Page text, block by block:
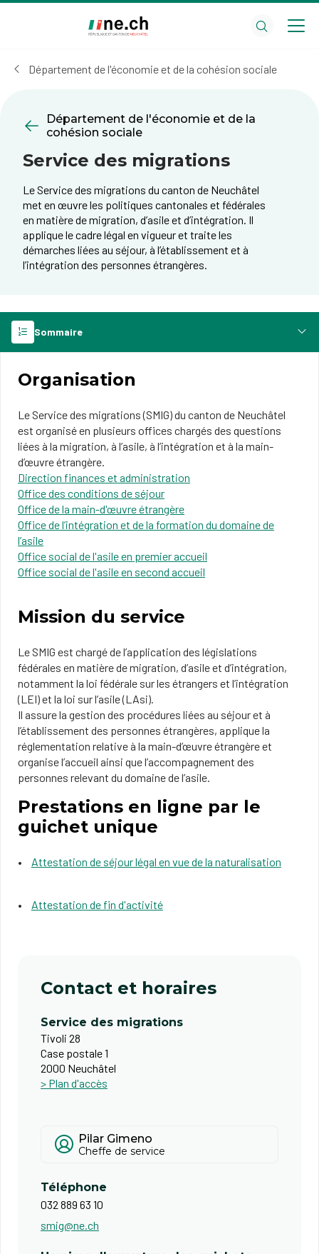
cookies
Département de l'économie et de la cohésion sociale
Département de l'économie et de la
cohésion sociale
Service des migrations
Le Service des migrations du canton de Neuchâtel
met en œuvre les politiques cantonales et fédérales
en matière de migration, d’asile et d’intégration. Il
applique le cadre légal en vigueur et traite les
démarches liées au séjour, à l’établissement et à
l’intégration des personnes étrangères.
Sommaire
Organisation
Le Service des migrations (SMIG) du canton de Neuchâtel
est organisé en plusieurs offices chargés des questions
liées à la migration, à l’asile, à l’intégration et à la main-
d’œuvre étrangère.
Direction finances et administration
Office des conditions de séjour
Office de la main-d'œuvre étrangère
Office de l’intégration et de la formation du domaine de
l’asile
Office social de l'asile en premier accueil
Office social de l'asile en second accueil
Mission du service
Le SMIG est chargé de l’application des législations
fédérales en matière de migration, d’asile et d’intégration,
notamment la loi fédérale sur les étrangers et l’intégration
(LEI) et la loi sur l’asile (LAsi).
Il assure la gestion des procédures liées au séjour et à
l’établissement des personnes étrangères, applique la
réglementation relative à la main-d’œuvre étrangère et
organise l’accueil ainsi que l’accompagnement des
personnes relevant du domaine de l’asile.
Prestations en ligne par le
guichet unique
Attestation de séjour légal en vue de la naturalisation
Attestation de fin d'activité
Contact et horaires
Service des migrations
Tivoli 28
Case postale 1
2000 Neuchâtel
> Plan d'accès
Pilar Gimeno
Cheffe de service
Téléphone
032 889 63 10
smig@ne.ch